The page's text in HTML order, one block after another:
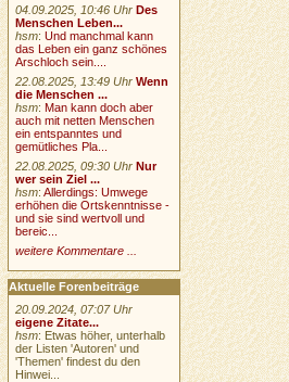
04.09.2025, 10:46 Uhr Des
Menschen Leben...
hsm:Und manchmal kann
das Leben ein ganz schönes
Arschloch sein....
22.08.2025, 13:49 Uhr Wenn
die Menschen ...
hsm:Man kann doch aber
auch mit netten Menschen
ein entspanntes und
gemütliches Pla...
22.08.2025, 09:30 Uhr Nur
wer sein Ziel ...
hsm:Allerdings: Umwege
erhöhen die Ortskenntnisse -
und sie sind wertvoll und
bereic...
weitere Kommentare ...
Aktuelle Forenbeiträge
20.09.2024, 07:07 Uhr
eigene Zitate...
hsm: Etwas höher, unterhalb
der Listen 'Autoren' und
'Themen' findest du den
Hinwei...